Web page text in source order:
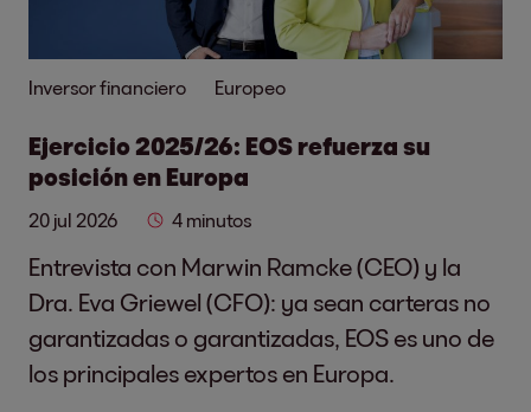
Inversor financiero Europeo
Ejercicio 2025/26: EOS refuerza su
posición en Europa
20 jul 2026 4 minutos
Entrevista con Marwin Ramcke (CEO) y la
Dra. Eva Griewel (CFO): ya sean carteras no
garantizadas o garantizadas, EOS es uno de
los principales expertos en Europa.